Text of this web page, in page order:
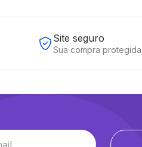
Site seguro
Sua compra protegida